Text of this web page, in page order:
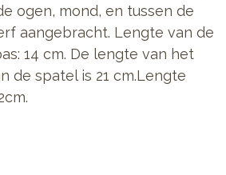
ogen, mond, en tussen de
aangebracht. Lengte van de
14 cm. De lengte van het
de spatel is 21 cm.Lengte